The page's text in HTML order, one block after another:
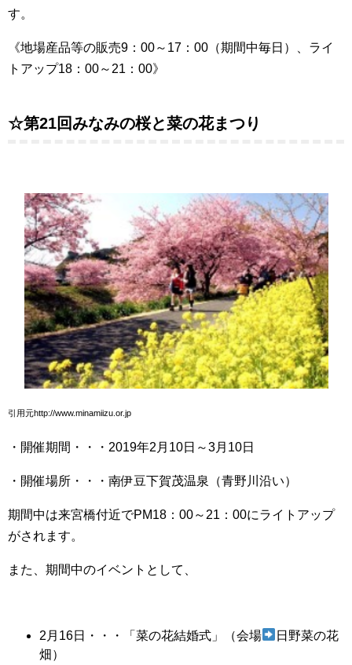
す。
《地場産品等の販売9：00～17：00（期間中毎日）、ライ
トアップ18：00～21：00》
☆第21回みなみの桜と菜の花まつり
引用元http://www.minamiizu.or.jp
・開催期間・・・2019年2月10日～3月10日
・開催場所・・・南伊豆下賀茂温泉（青野川沿い）
期間中は来宮橋付近でPM18：00～21：00にライトアップ
がされます。
また、期間中のイベントとして、
2月16日・・・「菜の花結婚式」（会場
日野菜の花
畑）